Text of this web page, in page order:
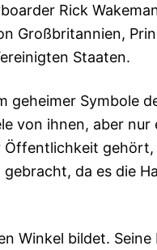
Rick
Großbritannien,
Staaten.
geheimer Symbole
von ihnen, aber
gehört,
da es die
Winkel bildet.